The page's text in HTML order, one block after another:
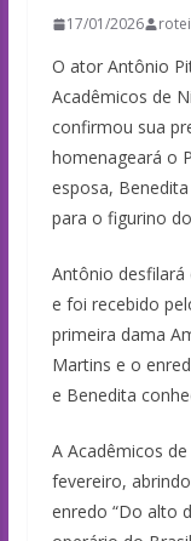
17/01/2026
O ator Antônio
Acadêmicos de
confirmou sua
homenageará o
esposa,
para o figurino
Antônio desfilará
e foi recebido
primeira dama
Martins e o
e Benedita
A Acadêmicos
fevereiro,
enredo “Do alto